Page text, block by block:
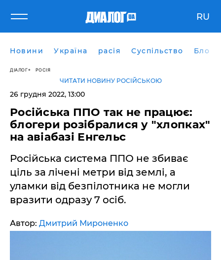
RU
Новини Україна расія Суспільство Блоги
ДІАЛОГ РОСІЯ
ЧИТАТИ НОВИНУ РОСІЙСЬКОЮ
26 грудня 2022, 13:00
Російська ППО так не працює:
блогери розібралися у "хлопках"
на авіабазі Енгельс
Російська система ППО не збиває
ціль за лічені метри від землі, а
уламки від безпілотника не могли
вразити одразу 7 осіб.
Автор: Дмитрий Мироненко